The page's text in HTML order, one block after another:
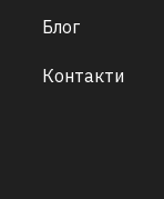
Блог
Контакти